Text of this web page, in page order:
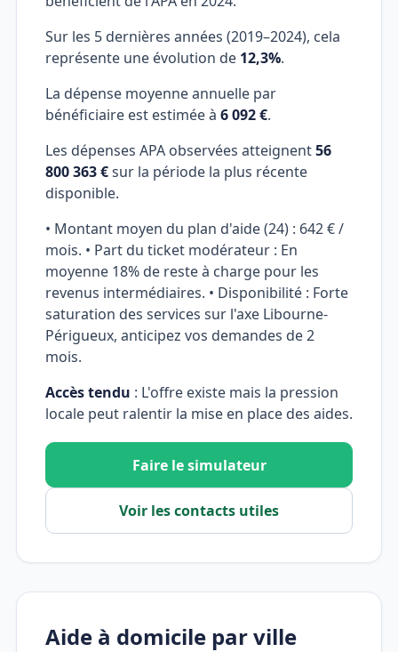
Sur les 5 dernières années (2019–2024), cela
représente une évolution de 12,3%.
La dépense moyenne annuelle par
bénéficiaire est estimée à 6 092 €.
Les dépenses APA observées atteignent56
800 363 €sur la période la plus récente
disponible.
• Montant moyen du plan d'aide (24) : 642 € /
mois. • Part du ticket modérateur : En
moyenne 18% de reste à charge pour les
revenus intermédiaires. • Disponibilité : Forte
saturation des services sur l'axe Libourne-
Périgueux, anticipez vos demandes de 2
mois.
Accès tendu : L'offre existe mais la pression
locale peut ralentir la mise en place des aides.
Faire le simulateur
Voir les contacts utiles
Aide à domicile par ville